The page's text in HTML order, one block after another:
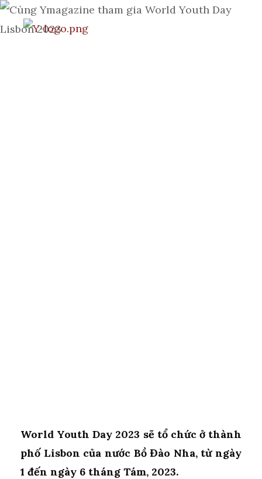
World Youth Day 2023 sẽ tổ chức ở thành
phố Lisbon của nước Bồ Đào Nha, từ ngày
1 đến ngày 6 tháng Tám, 2023.